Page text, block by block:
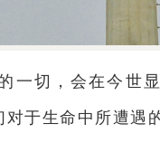
一切，会在今世
于生命中所遭遇